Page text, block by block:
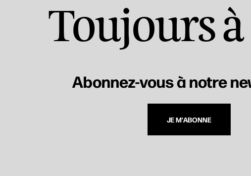
Toujours
Abonnez-vous à notre
JE M'ABONNE